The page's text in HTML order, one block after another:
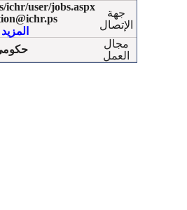
ichr/user/jobs.aspx
هاتف : 022986958
+ المزيد
جهة
الإتصال
مجال
العمل